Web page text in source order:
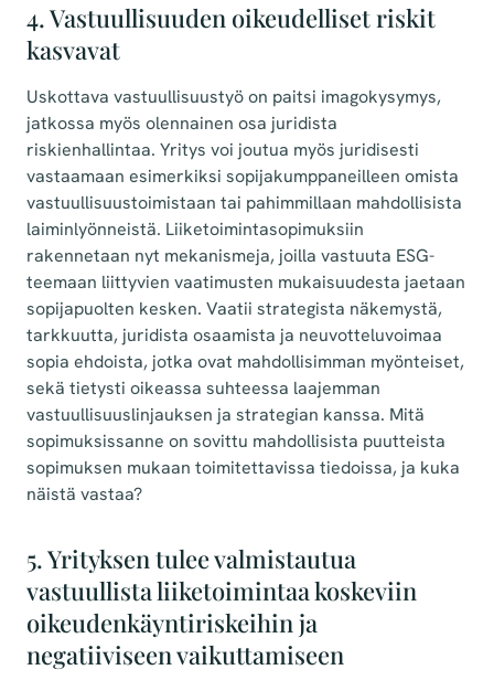
4. Vastuullisuuden oikeudelliset riskit
kasvavat
Uskottava vastuullisuustyö on paitsi imagokysymys,
jatkossa myös olennainen osa juridista
riskienhallintaa. Yritys voi joutua myös juridisesti
vastaamaan esimerkiksi sopijakumppaneilleen omista
vastuullisuustoimistaan tai pahimmillaan mahdollisista
laiminlyönneistä. Liiketoimintasopimuksiin
rakennetaan nyt mekanismeja, joilla vastuuta ESG-
teemaan liittyvien vaatimusten mukaisuudesta jaetaan
sopijapuolten kesken. Vaatii strategista näkemystä,
tarkkuutta, juridista osaamista ja neuvotteluvoimaa
sopia ehdoista, jotka ovat mahdollisimman myönteiset,
sekä tietysti oikeassa suhteessa laajemman
vastuullisuuslinjauksen ja strategian kanssa. Mitä
sopimuksissanne on sovittu mahdollisista puutteista
sopimuksen mukaan toimitettavissa tiedoissa, ja kuka
näistä vastaa?
5. Yrityksen tulee valmistautua
vastuullista liiketoimintaa koskeviin
oikeudenkäyntiriskeihin ja
negatiiviseen vaikuttamiseen